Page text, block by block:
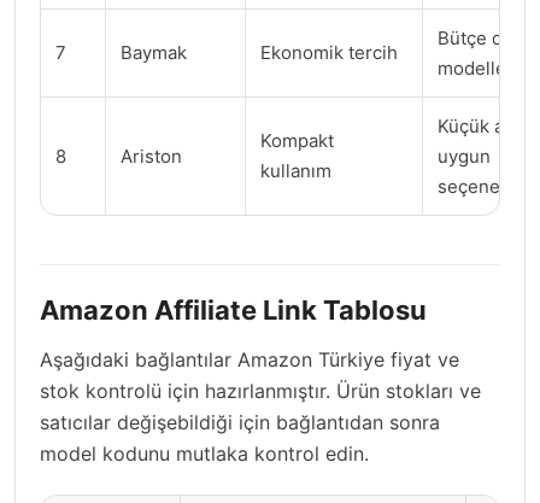
7 Baymak Ekonomik tercih
Bütçe dostu
modeller
8 Ariston
Kompakt
kullanım
Küçük
uygun
seçenekler
Amazon Affiliate Link Tablosu
Aşağıdaki bağlantılar Amazon Türkiye fiyat ve
stok kontrolü için hazırlanmıştır. Ürün stokları ve
satıcılar değişebildiği için bağlantıdan sonra
model kodunu mutlaka kontrol edin.